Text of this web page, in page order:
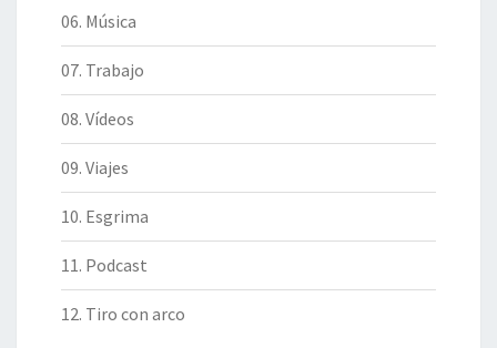
06. Música
07. Trabajo
08. Vídeos
09. Viajes
10. Esgrima
11. Podcast
12. Tiro con arco